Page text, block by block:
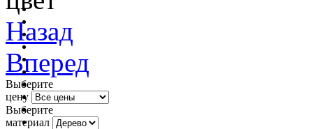
Назад
Вперед
Выберите
цену
Выберите
материал